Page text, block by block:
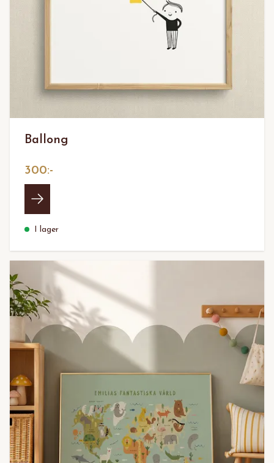
Ballong
300:-
I lager